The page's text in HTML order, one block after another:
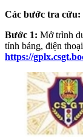
Các bước tra cứu:
Bước 1: Mở trình
tính bảng, điện
https://